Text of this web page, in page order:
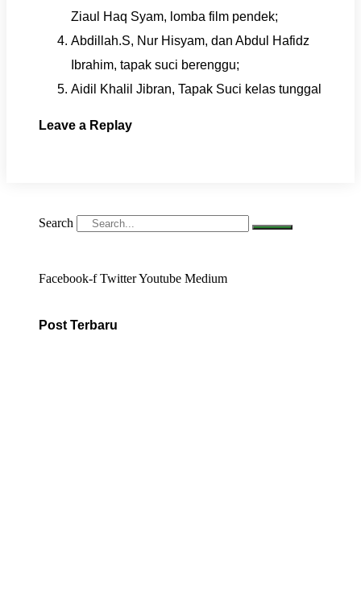
Ziaul Haq Syam, lomba film pendek;
Abdillah.S, Nur Hisyam, dan Abdul Hafidz
Ibrahim, tapak suci berenggu;
Aidil Khalil Jibran, Tapak Suci kelas tunggal
Leave a Replay
Search
Facebook-f TwitterYoutube Medium
Post Terbaru